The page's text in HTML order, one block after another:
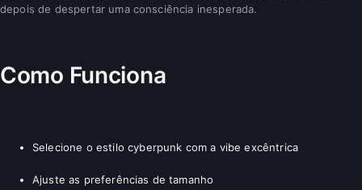
depois de despertar uma consciência inesperada.
Como Funciona
Selecione o estilo cyberpunk com a vibe excêntrica
Ajuste as preferências de tamanho